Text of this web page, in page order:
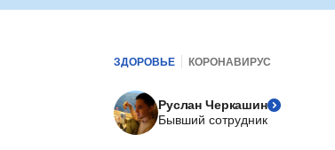
ЗДОРОВЬЕ КОРОНАВИРУС
Руслан Черкашин
Бывший сотрудник